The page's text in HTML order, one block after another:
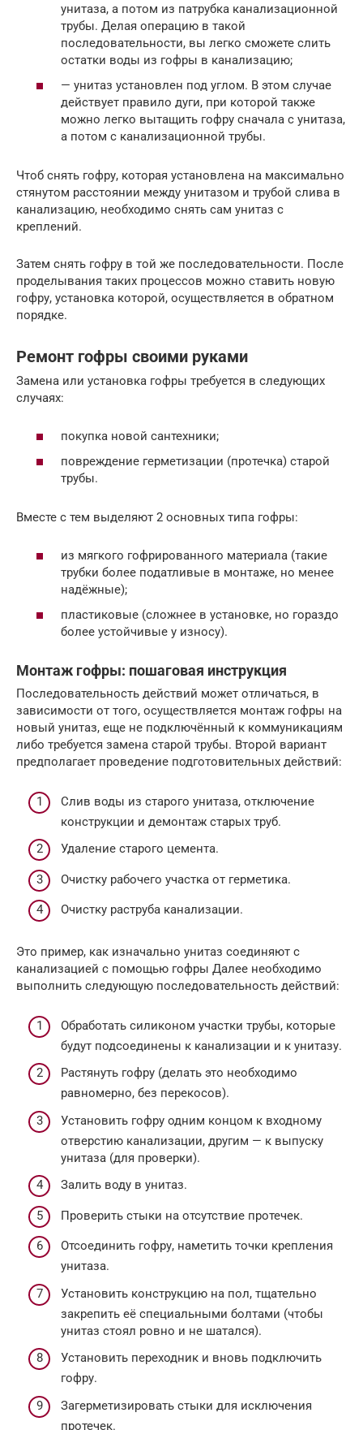
унитаза, а потом из патрубка канализационной
трубы. Делая операцию в такой
последовательности, вы легко сможете слить
остатки воды из гофры в канализацию;
— унитаз установлен под углом. В этом случае
действует правило дуги, при которой также
можно легко вытащить гофру сначала с унитаза,
а потом с канализационной трубы.
Чтоб снять гофру, которая установлена на максимально
стянутом расстоянии между унитазом и трубой слива в
канализацию, необходимо снять сам унитаз с
креплений.
Затем снять гофру в той же последовательности. После
проделывания таких процессов можно ставить новую
гофру, установка которой, осуществляется в обратном
порядке.
Ремонт гофры своими руками
Замена или установка гофры требуется в следующих
случаях:
покупка новой сантехники;
повреждение герметизации (протечка) старой
трубы.
Вместе с тем выделяют 2 основных типа гофры:
из мягкого гофрированного материала (такие
трубки более податливые в монтаже, но менее
надёжные);
пластиковые (сложнее в установке, но гораздо
более устойчивые у износу).
Монтаж гофры: пошаговая инструкция
Последовательность действий может отличаться, в
зависимости от того, осуществляется монтаж гофры на
новый унитаз, еще не подключённый к коммуникациям
либо требуется замена старой трубы. Второй вариант
предполагает проведение подготовительных действий:
Слив воды из старого унитаза, отключение
конструкции и демонтаж старых труб.
Удаление старого цемента.
Очистку рабочего участка от герметика.
Очистку раструба канализации.
Это пример, как изначально унитаз соединяют с
канализацией с помощью гофры Далее необходимо
выполнить следующую последовательность действий:
Обработать силиконом участки трубы, которые
будут подсоединены к канализации и к унитазу.
Растянуть гофру (делать это необходимо
равномерно, без перекосов).
Установить гофру одним концом к входному
отверстию канализации, другим — к выпуску
унитаза (для проверки).
Залить воду в унитаз.
Проверить стыки на отсутствие протечек.
Отсоединить гофру, наметить точки крепления
унитаза.
Установить конструкцию на пол, тщательно
закрепить её специальными болтами (чтобы
унитаз стоял ровно и не шатался).
Установить переходник и вновь подключить
гофру.
Загерметизировать стыки для исключения
протечек.